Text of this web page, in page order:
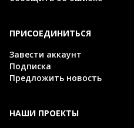
ПРИСОЕДИНИТЬСЯ
Завести аккаунт
Подписка
Предложить новость
НАШИ ПРОЕКТЫ